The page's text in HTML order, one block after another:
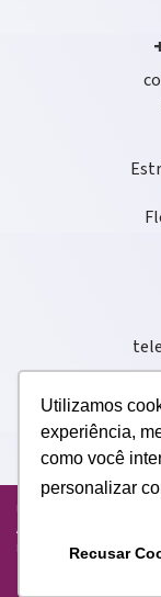
Utilizamos
experiência,
como você
personalizar
Recusar
Copyright ©
Usamos cookies para
Ao usar o nosso site,
informações, leia nossa